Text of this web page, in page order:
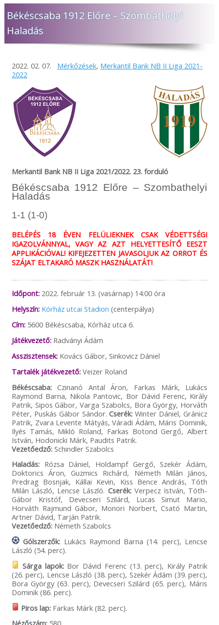
Békéscsaba 1912 Előre – Szombathelyi
Haladás
2022. 02. 07. Mérkőzések, Merkantil Bank NB II Liga 2021-
2022
Merkantil Bank NB II Liga 2021/2022. 23. forduló
Békéscsaba 1912 Előre – Szombathelyi
Haladás
1-1 (1-0)
BELÉPÉS 18 ÉVEN FELÜLIEKNEK CSAK VÉDETTSÉGI
IGAZOLVÁNNYAL, VAGY AZ AZT HELYETTESÍTŐ EESZT
APPLIKÁCIÓVAL! KIFEJEZETTEN JAVASOLJUK AZ ORROT ÉS
SZÁJAT ELTAKARÓ MASZK HASZNÁLATÁT!
Időpont:2022. február 13. (vasárnap) 14:00 óra
Helyszín: Kórház utcai Stadion (centerpálya)
Cím:5600 Békéscsaba, Kórház utca 6.
Játékvezető:Radványi Ádám
Asszisztensek:Kovács Gábor, Sinkovicz Dániel
Tartalék játékvezető:Veizer Roland
Békéscsaba:Czinanó Antal Áron, Farkas Márk, Lukács
Raymond Barna, Nikola Pantovic, Bor Dávid Ferenc, Király
Patrik, Sipos Gábor, Varga Szabolcs, Bora György, Horváth
Péter, Puskás Gábor Sándor.Cserék: Winter Dániel, Gránicz
Patrik, Zvara Levente Mátyás, Váradi Ádám, Máris Dominik,
Ilyés Tamás, Mikló Roland, Farkas Botond Gergő, Albert
István, Hodonicki Márk, Paudits Patrik.
Vezetőedző:Schindler Szabolcs
Haladás:Rózsa Dániel, Holdampf Gergő, Szekér Ádám,
Doktorics Áron, Guzmics Richárd, Németh Milán János,
Predrag Bosnjak, Kállai Kevin, Kiss Bence András, Tóth
Milán László, Lencse László. Cserék:Verpecz István, Tóth-
Gábor Kristóf, Devecseri Szilárd, Lucas Simut Mario,
Horváth Rajmund Gábor, Monori Norbert, Csató Martin,
Artner Dávid, Tarján Patrik.
Vezetőedző:Németh Szabolcs
Gólszerzők: Lukács Raymond Barna (14. perc), Lencse
László (54. perc).
Sárga lapok:Bor Dávid Ferenc (13. perc), Király Patrik
(26. perc), Lencse László (38. perc), Szekér Ádám (39. perc),
Bora György (63. perc), Devecseri Szilárd (65. perc), Máris
Dominik (86. perc).
Piros lap:Farkas Márk (82. perc).
Nézőszám:580